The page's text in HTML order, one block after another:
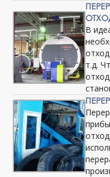
В
т.д.